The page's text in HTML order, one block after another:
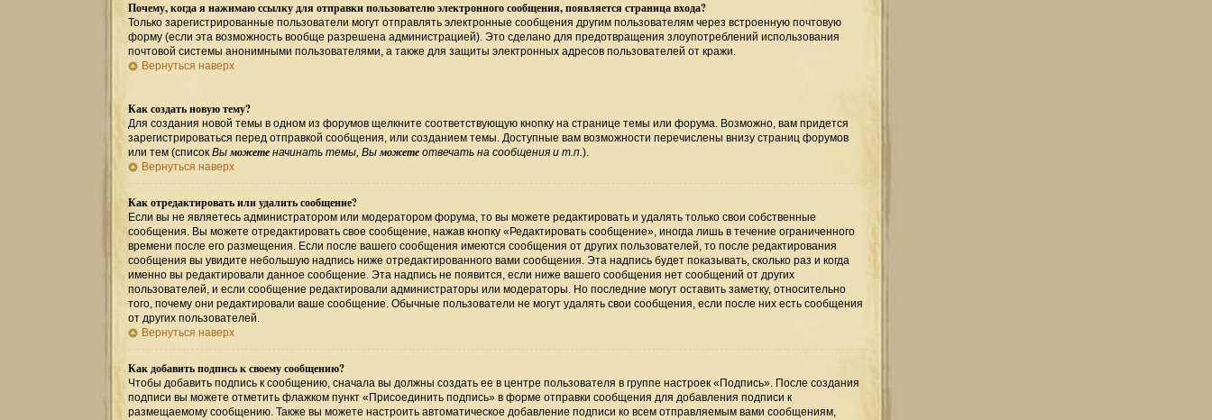
Почему, когда я нажимаю ссылку для отправки пользователю электронного сообщения, появляется страница входа?
Только зарегистрированные пользователи могут отправлять электронные сообщения другим пользователям через встроенную почтовую
форму (если эта возможность вообще разрешена администрацией). Это сделано для предотвращения злоупотреблений использования
почтовой системы анонимными пользователями, а также для защиты электронных адресов пользователей от кражи.
Вернуться наверх
Как создать новую тему?
Для создания новой темы в одном из форумов щелкните соответствующую кнопку на странице темы или форума. Возможно, вам придется
зарегистрироваться перед отправкой сообщения, или созданием темы. Доступные вам возможности перечислены внизу страниц форумов
или тем (список Выможете начинать темы, Выможете отвечать на сообщения и т.п.).
Вернуться наверх
Как отредактировать или удалить сообщение?
Если вы не являетесь администратором или модератором форума, то вы можете редактировать и удалять только свои собственные
сообщения. Вы можете отредактировать свое сообщение, нажав кнопку «Редактировать сообщение», иногда лишь в течение ограниченного
времени после его размещения. Если после вашего сообщения имеются сообщения от других пользователей, то после редактирования
сообщения вы увидите небольшую надпись ниже отредактированного вами сообщения. Эта надпись будет показывать, сколько раз и когда
именно вы редактировали данное сообщение. Эта надпись не появится, если ниже вашего сообщения нет сообщений от других
пользователей, и если сообщение редактировали администраторы или модераторы. Но последние могут оставить заметку, относительно
того, почему они редактировали ваше сообщение. Обычные пользователи не могут удалять свои сообщения, если после них есть сообщения
от других пользователей.
Вернуться наверх
Как добавить подпись к своему сообщению?
Чтобы добавить подпись к сообщению, сначала вы должны создать ее в центре пользователя в группе настроек «Подпись». После создания
подписи вы можете отметить флажком пункт «Присоединить подпись» в форме отправки сообщения для добавления подписи к
размещаемому сообщению. Также вы можете настроить автоматическое добавление подписи ко всем отправляемым вами сообщениям,